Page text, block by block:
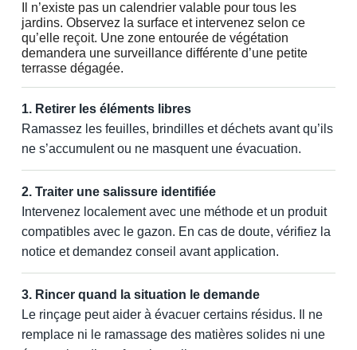
Il n’existe pas un calendrier valable pour tous les
jardins. Observez la surface et intervenez selon ce
qu’elle reçoit. Une zone entourée de végétation
demandera une surveillance différente d’une petite
terrasse dégagée.
1. Retirer les éléments libres
Ramassez les feuilles, brindilles et déchets avant qu’ils
ne s’accumulent ou ne masquent une évacuation.
2. Traiter une salissure identifiée
Intervenez localement avec une méthode et un produit
compatibles avec le gazon. En cas de doute, vérifiez la
notice et demandez conseil avant application.
3. Rincer quand la situation le demande
Le rinçage peut aider à évacuer certains résidus. Il ne
remplace ni le ramassage des matières solides ni une